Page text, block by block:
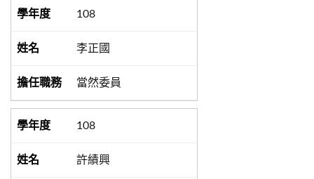
108
李正國
當然委員
108
許績興